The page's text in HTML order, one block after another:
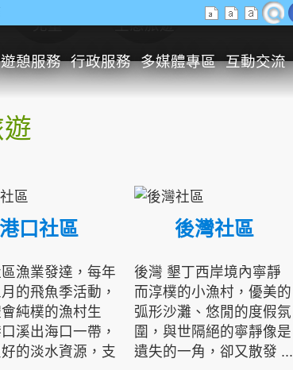
遊憩服務 行政服務 多媒體專區 互動交流
兒童 生態旅遊
港口社區
漁業發達，每年
的飛魚季活動，
純樸的漁村生
溪出海口一帶，
的淡水資源，支
後灣社區
後灣 墾丁西岸境內寧靜
而淳樸的小漁村，優美的
弧形沙灘、悠閒的度假氛
圍，與世隔絕的寧靜像是
遺失的一角，卻又散發 ...